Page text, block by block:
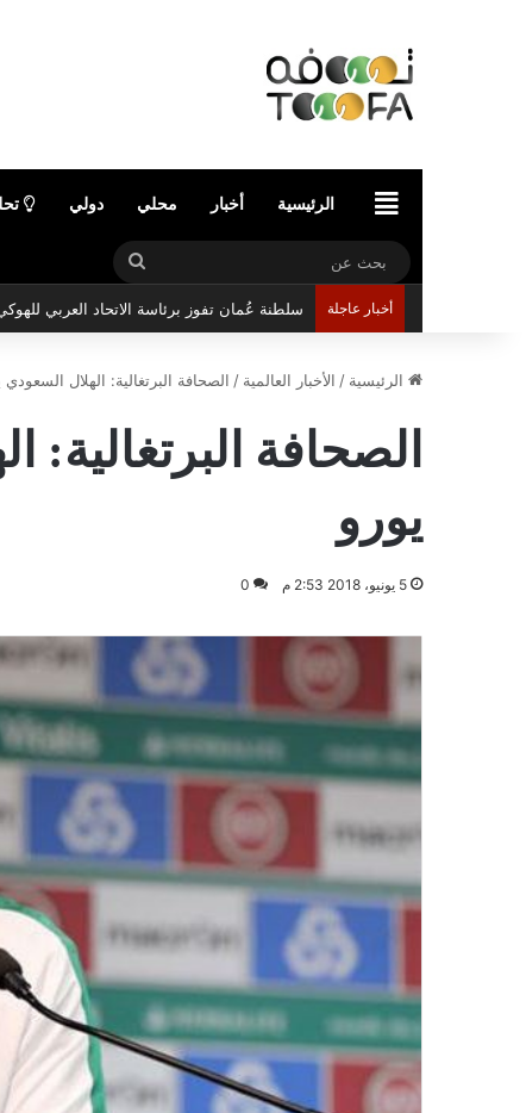
الرئيسيةالرئيسية أخبار محلي دولي
بحث
عن
أخبار عاجلة سلطنة عُمان تفوز برئاسة الاتحاد العربي
الرئيسية / الأخبار العالمية / الصحافة البرتغالية: الهلال السعودي يضع
يورو
5 يونيو، 2018 2:53 م 0